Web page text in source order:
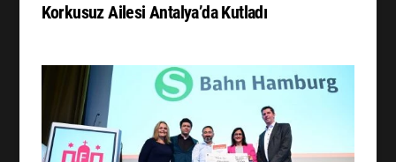
Korkusuz Ailesi Antalya’da Kutladı